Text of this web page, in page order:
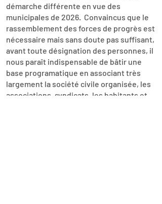
démarche différente en vue des
municipales de 2026. Convaincus que le
rassemblement des forces de progrès est
nécessaire mais sans doute pas suffisant,
avant toute désignation des personnes, il
nous paraît indispensable de bâtir une
base programatique en associant très
largement la société civile organisée, les
associations, syndicats, les habitants et